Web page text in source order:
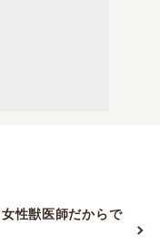
性獣医師だからで